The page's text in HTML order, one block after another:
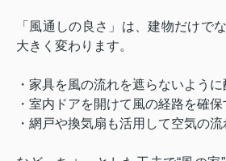
「風通しの良さ」は、建物だけで
大きく変わります。
・家具を風の流れを遮らないように
・室内ドアを開けて風の経路を確保
・網戸や換気扇も活用して空気の